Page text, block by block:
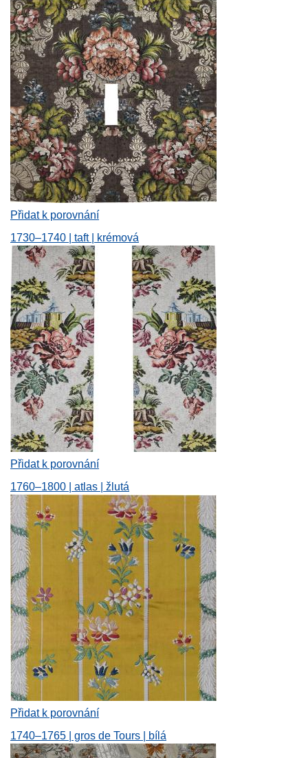
Přidat k porovnání
1730–1740 | taft | krémová
Přidat k porovnání
1760–1800 | atlas | žlutá
Přidat k porovnání
1740–1765 | gros de Tours | bílá